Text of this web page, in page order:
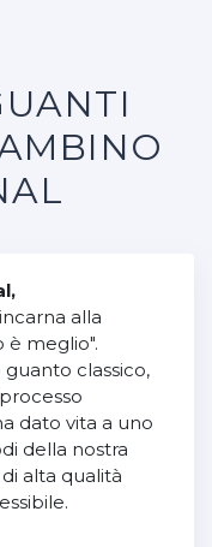
alla
è meglio".
classico,
dato vita a uno
della nostra
alta qualità